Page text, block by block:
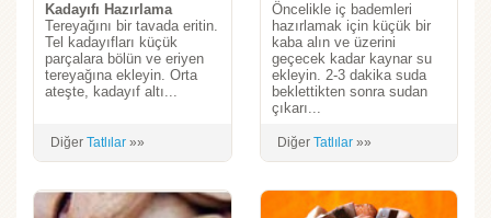
Kadayıfı Hazırlama
Tereyağını bir tavada eritin.
Tel kadayıfları küçük
parçalara bölün ve eriyen
tereyağına ekleyin. Orta
ateşte, kadayıf altı...
Diğer Tatlılar »»
Öncelikle iç bademleri
hazırlamak için küçük bir
kaba alın ve üzerini
geçecek kadar kaynar su
ekleyin. 2-3 dakika suda
beklettikten sonra sudan
çıkarı...
Diğer Tatlılar»»